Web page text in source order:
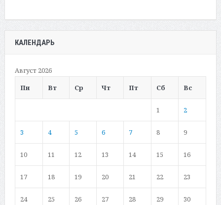
КАЛЕНДАРЬ
Август 2026
Пн
Вт Ср Чт Пт Сб Вс
1 2
3 4 5 6 7 8 9
10 11 12 13 14 15 16
17 18 19 20 21 22 23
24 25 26 27 28 29 30